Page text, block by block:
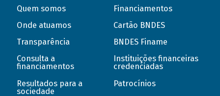
Quem somos
Onde atuamos
Transparência
Consulta a
financiamentos
Resultados para a
sociedade
Financiamentos
Cartão BNDES
BNDES Finame
Instituições financeiras
credenciadas
Patrocínios